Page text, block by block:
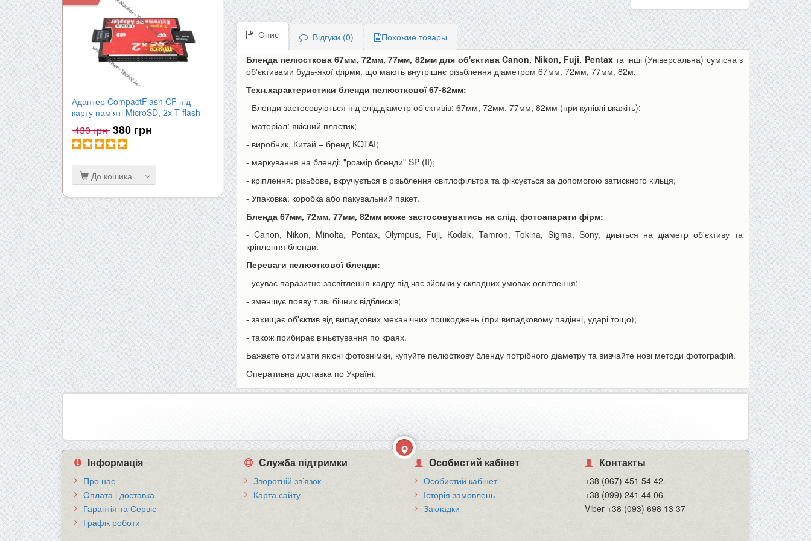
Адаптер CompactFlash CF під
карту пам'яті MicroSD, 2x T-flash
430 грн 380 грн
До кошика
Акумулятори Canon LP-E6 | LP-E6N
| 2000mAh для фотоапарата EOS...
650 грн 590 грн
До кошика
iPhone 6s Plus 3000mAh...
До кошика
Пінцет годинникаря, для ювелірів
або як інструмент для дрібних...
Товщиномір шару
шпаклівки, лаку
680 грн 590 грн
До кошика
Опис Відгуки (0)
Похожие товары
Бленда пелюсткова 67мм, 72мм, 77мм, 82мм для об'єктива Canon, Nikon, Fuji, Pentaxта інші (Універсальна) сумісна з
об'єктивами будь-якої фірми, що мають внутрішнє різьблення діаметром 67мм, 72мм, 77мм, 82м.
Техн.характеристики бленди пелюсткової 67-82мм:
- Бленди застосовуються під слід.діаметр об'єктивів: 67мм, 72мм, 77мм, 82мм (при купівлі вкажіть);
- матеріал: якісний пластик;
- виробник, Китай – бренд KOTAI;
- маркування на бленді: "розмір бленди" SP (II);
- кріплення: різьбове, вкручується в різьблення світлофільтра та фіксується за допомогою затискного кільця;
- Упаковка: коробка або пакувальний пакет.
Бленда 67мм, 72мм, 77мм, 82мм може застосовуватись на слід. фотоапарати фірм:
- Canon, Nikon, Minolta, Pentax, Olympus, Fuji, Kodak, Tamron, Tokina, Sigma, Sony, дивіться на діаметр об'єктиву та
кріплення бленди.
Переваги пелюсткової бленди:
- усуває паразитне засвітлення кадру під час зйомки у складних умовах освітлення;
- зменшує появу т.зв. бічних відблисків;
- захищає об'єктив від випадкових механічних пошкоджень (при випадковому падінні, ударі тощо);
- також прибирає віньєтування по краях.
Бажаєте отримати якісні фотознімки, купуйте пелюсткову бленду потрібного діаметру та вивчайте нові методи фотографій.
Оперативна доставка по Україні.
Інформація
Про нас
Оплата і доставка
Гарантія та Сервіс
Графік роботи
Служба підтримки
Зворотній зв’язок
Карта сайту
Особистий кабінет
Особистий кабінет
Історія замовлень
Закладки
Контакты
+38 (067) 451 54 42
+38 (099) 241 44 06
Viber +38 (093) 698 13 37